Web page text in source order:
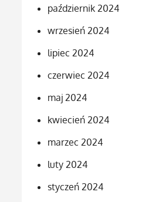
październik 2024
wrzesień 2024
lipiec 2024
czerwiec 2024
maj 2024
kwiecień 2024
marzec 2024
luty 2024
styczeń 2024